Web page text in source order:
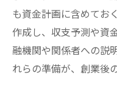
も資金計画に含めてお
作成し、収支予測や資
融機関や関係者への説
れらの準備が、創業後